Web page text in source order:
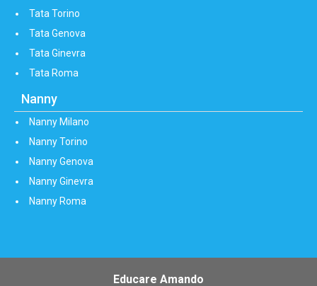
Tata Torino
Tata Genova
Tata Ginevra
Tata Roma
Nanny
Nanny Milano
Nanny Torino
Nanny Genova
Nanny Ginevra
Nanny Roma
Educare Amando